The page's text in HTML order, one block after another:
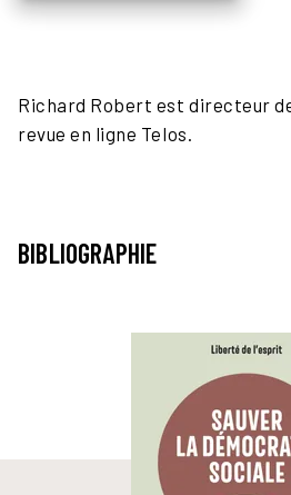
Richard Robert est directeur
revue en ligne Telos.
BIBLIOGRAPHIE